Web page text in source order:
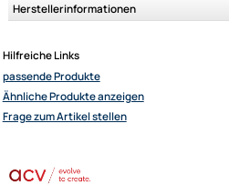
Sie besitzen ein neues Fahrzeug z. Bsp.
Nun möchten Sie aber gerne das vom
wieder von Ihrem Lenkrad (
benötigen Sie diesen
funktionstüchtig miteinander zu
Wir versenden mit